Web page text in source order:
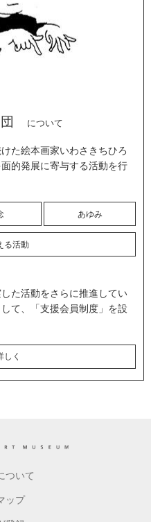
団 について
た絵本画家いわさきちひろ
的発展に寄与する活動を行
あゆみ
る活動
た活動をさらに推進してい
て、「支援会員制度」を設
しく
ついて
ップ